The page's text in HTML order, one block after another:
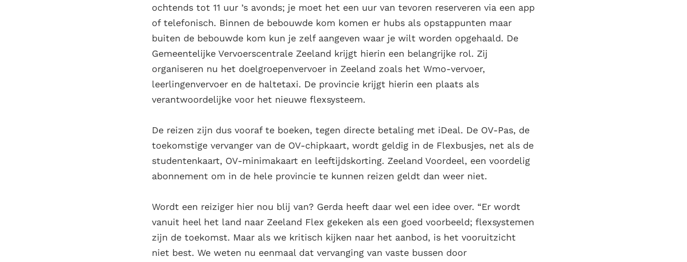
ochtends tot 11 uur ’s avonds; je moet het een uur van tevoren reserveren via een app
of telefonisch. Binnen de bebouwde kom komen er hubs als opstappunten maar
buiten de bebouwde kom kun je zelf aangeven waar je wilt worden opgehaald. De
Gemeentelijke Vervoerscentrale Zeeland krijgt hierin een belangrijke rol. Zij
organiseren nu het doelgroepenvervoer in Zeeland zoals het Wmo-vervoer,
leerlingenvervoer en de haltetaxi. De provincie krijgt hierin een plaats als
verantwoordelijke voor het nieuwe flexsysteem.
De reizen zijn dus vooraf te boeken, tegen directe betaling met iDeal. De OV-Pas, de
toekomstige vervanger van de OV-chipkaart, wordt geldig in de Flexbusjes, net als de
studentenkaart, OV-minimakaart en leeftijdskorting. Zeeland Voordeel, een voordelig
abonnement om in de hele provincie te kunnen reizen geldt dan weer niet.
Wordt een reiziger hier nou blij van? Gerda heeft daar wel een idee over. “Er wordt
vanuit heel het land naar Zeeland Flex gekeken als een goed voorbeeld; flexsystemen
zijn de toekomst. Maar als we kritisch kijken naar het aanbod, is het vooruitzicht
niet best. We weten nu eenmaal dat vervanging van vaste bussen door